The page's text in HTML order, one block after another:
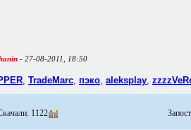
- 27-08-2011, 18:50
, TradeMarc, пэко, aleksplay,
1122